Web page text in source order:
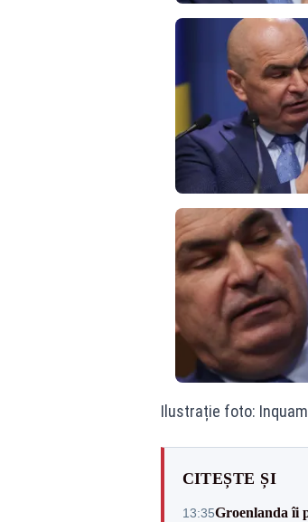
Ilustrație foto:
CITEȘTE ȘI
13:35Groenlanda îi